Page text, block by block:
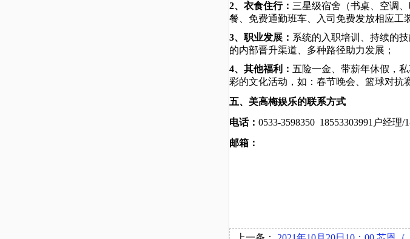
2、衣食住行： 三星级宿舍（书桌、空调
餐 、免费通勤班车、入司免费发放相应工
3、职业发展： 系统的入职培训、持续的
的内部晋升渠道、多种路径助力发展；
4、其他福利： 五险一金、带薪年休假 ，
彩的文化活动，如：春节晚会、篮球对抗
五、美高梅娱乐的联系方式
电话： 0533-3598350 18553303991 户经理/
邮箱：